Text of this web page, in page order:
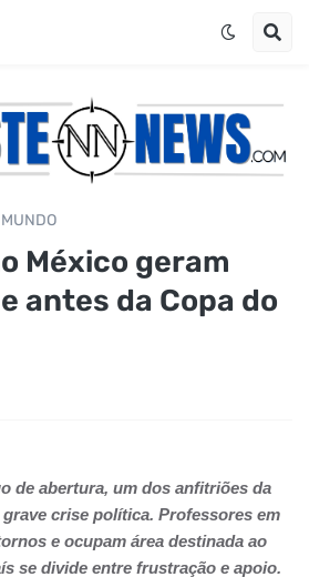
México geram
antes da Copa do
de abertura, um dos anfitriões da
crise política. Professores em
e ocupam área destinada ao
se divide entre frustração e apoio.